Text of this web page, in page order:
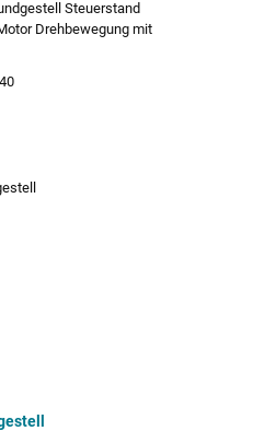
Steuerstand
Drehbewegung mit